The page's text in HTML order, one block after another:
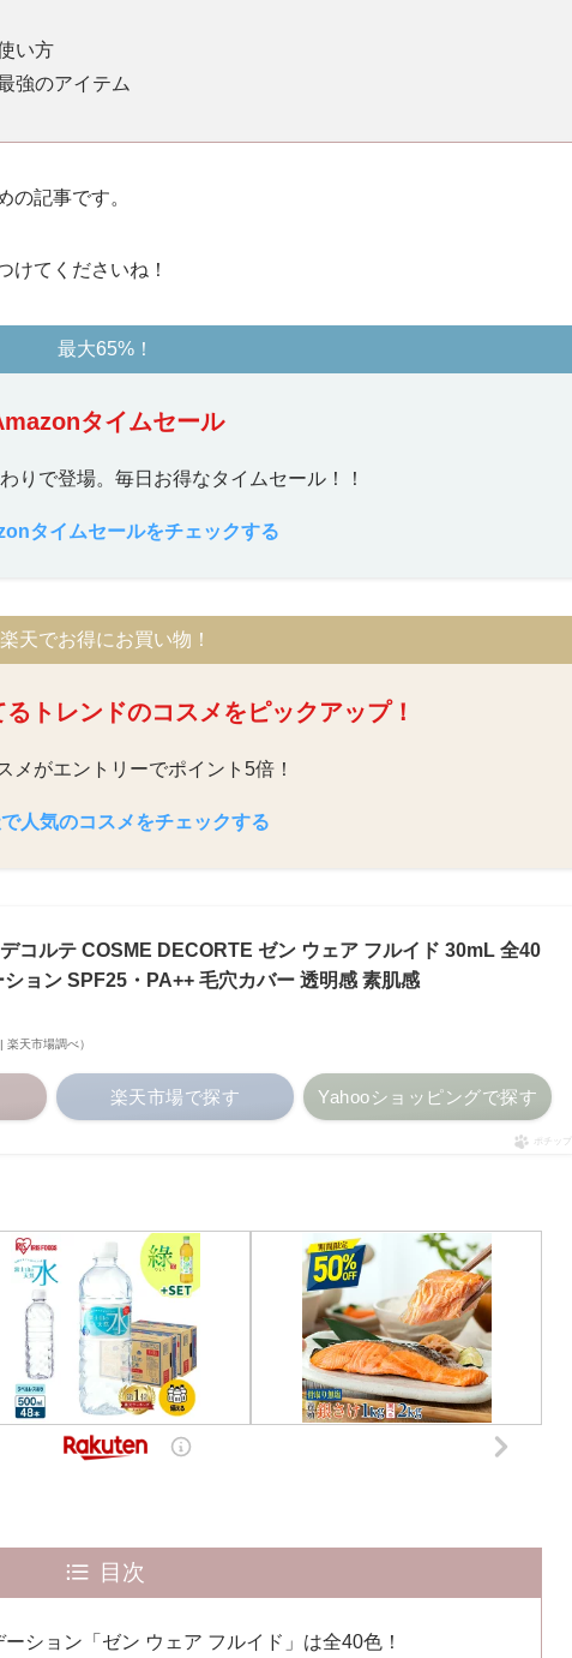
い方
強のアイテム
の記事です。
けてくださいね！
最大65%！
タイムセール
りで登場。毎日お得なタイムセール！！
タイムセールをチェックする
楽天でお得にお買い物！
トレンドのコスメをピックアップ！
メがエントリーでポイント5倍！
人気のコスメをチェックする
デコルテ COSME DECORTE ゼン ウェア フルイド 30mL 全40
ョン SPF25・PA++ 毛穴カバー 透明感 素肌感
天市場調べ）
楽天市場で探す Yahooショッピングで探す
ポチップ
目次
ーション「ゼン ウェア フルイド」は全40色！